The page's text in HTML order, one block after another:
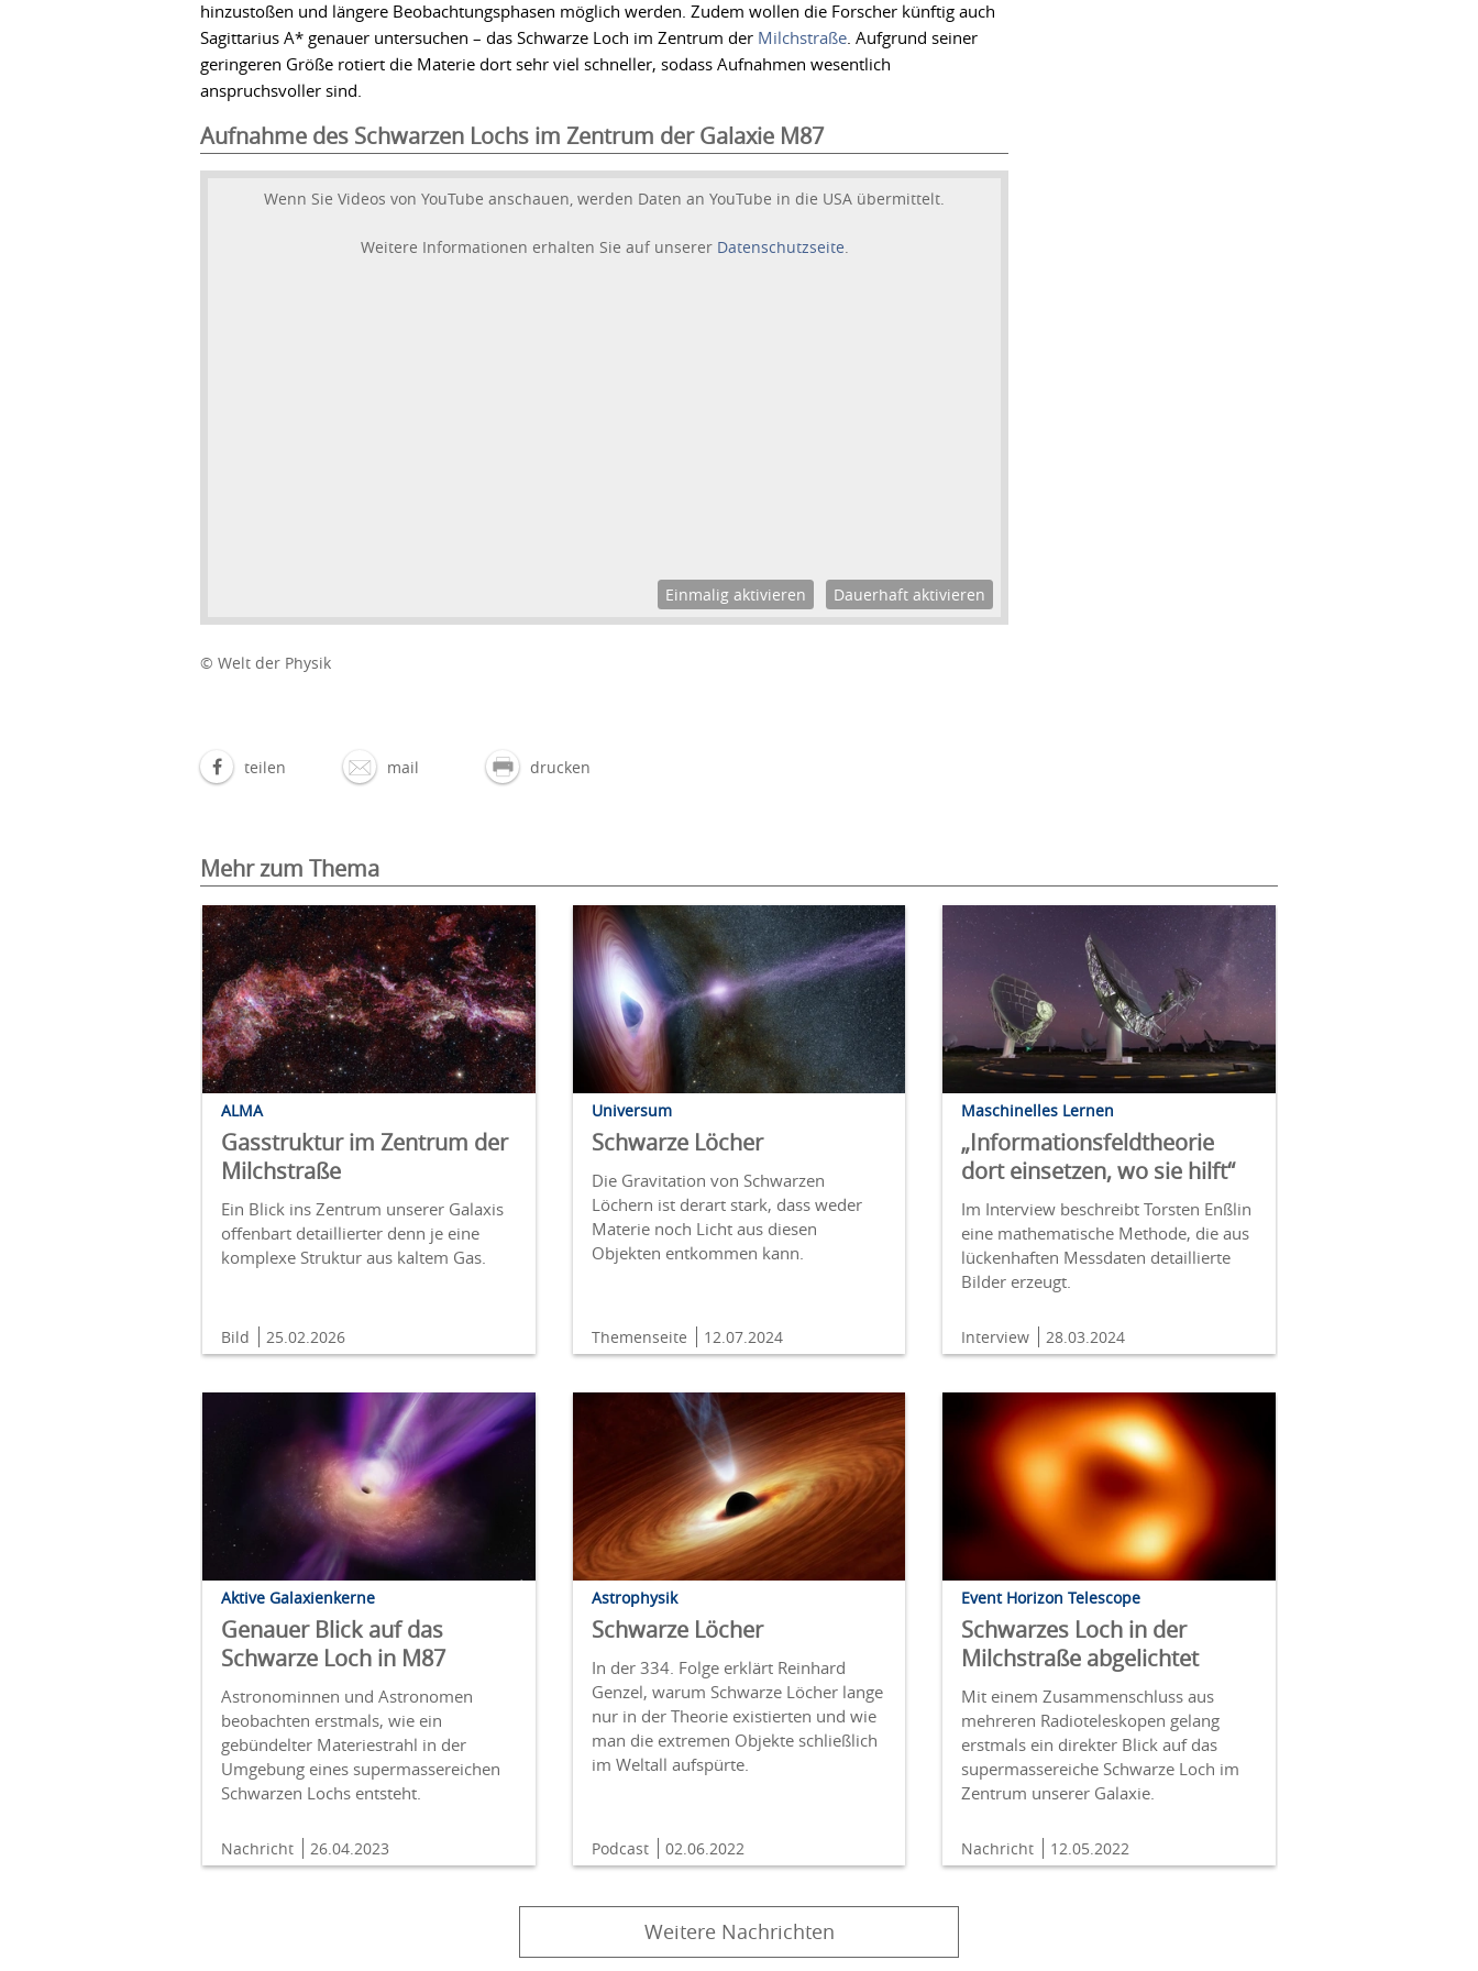
hinzustoßen und längere Beobachtungsphasen möglich werden. Zudem wollen die Forscher künftig auch
Sagittarius A* genauer untersuchen – das Schwarze Loch im Zentrum der Milchstraße. Aufgrund seiner
geringeren Größe rotiert die Materie dort sehr viel schneller, sodass Aufnahmen wesentlich
anspruchsvoller sind.
Aufnahme des Schwarzen Lochs im Zentrum der Galaxie M87
Wenn Sie Videos von YouTube anschauen, werden Daten an YouTube in die USA übermittelt.
Weitere Informationen erhalten Sie auf unserer Datenschutzseite.
Einmalig aktivieren Dauerhaft aktivieren
© Welt der Physik
teilen mail drucken
Mehr zum Thema
ALMA
Gasstruktur im Zentrum der
Milchstraße
Ein Blick ins Zentrum unserer Galaxis
offenbart detaillierter denn je eine
komplexe Struktur aus kaltem Gas.
Bild 25.02.2026
Universum
Schwarze Löcher
Die Gravitation von Schwarzen
Löchern ist derart stark, dass weder
Materie noch Licht aus diesen
Objekten entkommen kann.
Themenseite 12.07.2024
Maschinelles Lernen
„Informationsfeldtheorie
dort einsetzen, wo sie hilft“
Im Interview beschreibt Torsten Enßlin
eine mathematische Methode, die aus
lückenhaften Messdaten detaillierte
Bilder erzeugt.
Interview 28.03.2024
Aktive Galaxienkerne
Genauer Blick auf das
Schwarze Loch in M87
Astronominnen und Astronomen
beobachten erstmals, wie ein
gebündelter Materiestrahl in der
Umgebung eines supermassereichen
Schwarzen Lochs entsteht.
Nachricht 26.04.2023
Astrophysik
Schwarze Löcher
In der 334. Folge erklärt Reinhard
Genzel, warum Schwarze Löcher lange
nur in der Theorie existierten und wie
man die extremen Objekte schließlich
im Weltall aufspürte.
Podcast 02.06.2022
Event Horizon Telescope
Schwarzes Loch in der
Milchstraße abgelichtet
Mit einem Zusammenschluss aus
mehreren Radioteleskopen gelang
erstmals ein direkter Blick auf das
supermassereiche Schwarze Loch im
Zentrum unserer Galaxie.
Nachricht 12.05.2022
Weitere Nachrichten